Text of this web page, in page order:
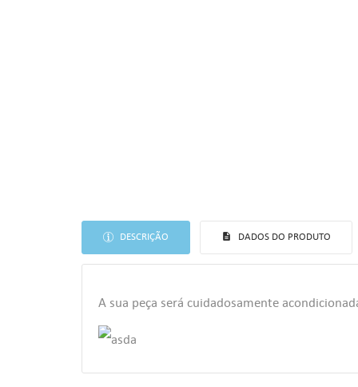
DESCRIÇÃO DADOS DO PRODUTO
A sua peça será cuidadosamente